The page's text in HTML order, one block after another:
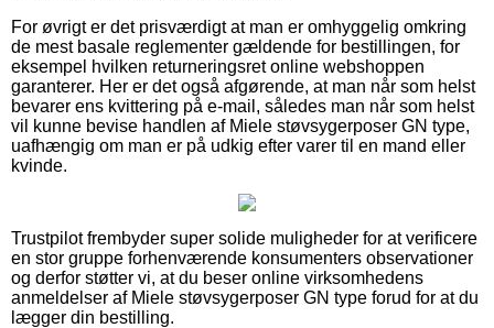
For øvrigt er det prisværdigt at man er omhyggelig omkring
de mest basale reglementer gældende for bestillingen, for
eksempel hvilken returneringsret online webshoppen
garanterer. Her er det også afgørende, at man når som helst
bevarer ens kvittering på e-mail, således man når som helst
vil kunne bevise handlen af Miele støvsygerposer GN type,
uafhængig om man er på udkig efter varer til en mand eller
kvinde.
Trustpilot frembyder super solide muligheder for at verificere
en stor gruppe forhenværende konsumenters observationer
og derfor støtter vi, at du beser online virksomhedens
anmeldelser af Miele støvsygerposer GN type forud for at du
lægger din bestilling.